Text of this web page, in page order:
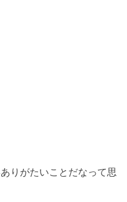
りがたいことだなって思